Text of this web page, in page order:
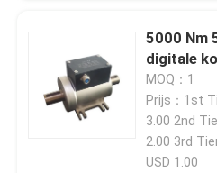
de sensor van de hoge
Versnellingsbak Testbank
5000 Nm
digitale
MOQ：1
Prijs：1st
3.00 2nd
2.00 3rd
USD 1.00